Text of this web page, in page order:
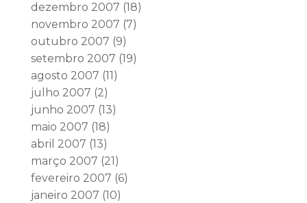
dezembro 2007 (18)
novembro 2007 (7)
outubro 2007 (9)
setembro 2007 (19)
agosto 2007 (11)
julho 2007 (2)
junho 2007 (13)
maio 2007 (18)
abril 2007 (13)
março 2007 (21)
fevereiro 2007 (6)
janeiro 2007 (10)